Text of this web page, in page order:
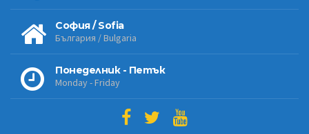
София / Sofia
България / Bulgaria
Понеделник - Петък
Monday - Friday